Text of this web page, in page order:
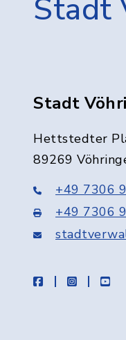
Stadt
Stadt
Hettstedter
89269
+49 7306
+49 7306
facebookinstagram